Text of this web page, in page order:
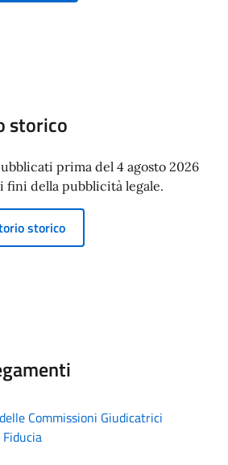
storico
prima del 4 agosto 2026
fini della pubblicità legale.
storico
Commissioni Giudicatrici